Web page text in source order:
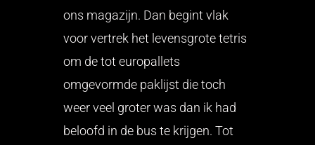
ons magazijn. Dan begint vlak
voor vertrek het levensgrote tetris
om de tot europallets
omgevormde paklijst die toch
weer veel groter was dan ik had
beloofd in de bus te krijgen. Tot